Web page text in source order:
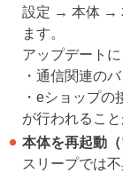
設定 → 本体 →
ます。
アップデートに
・通信関連の
・eショップの
が行われること
本体を再起動
スリープでは